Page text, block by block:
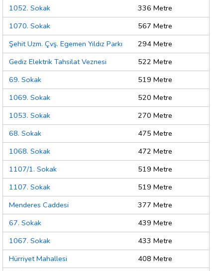
1052. Sokak
336 Metre
1070. Sokak
567 Metre
Şehit Uzm. Çvş. Egemen Yıldız Parkı
294 Metre
Gediz Elektrik Tahsilat Veznesi
522 Metre
69. Sokak
519 Metre
1069. Sokak
520 Metre
1053. Sokak
270 Metre
68. Sokak
475 Metre
1068. Sokak
472 Metre
1107/1. Sokak
519 Metre
1107. Sokak
519 Metre
Menderes Caddesi
377 Metre
67. Sokak
439 Metre
1067. Sokak
433 Metre
Hürriyet Mahallesi
408 Metre